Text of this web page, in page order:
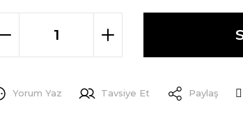
Yorum Yaz Tavsiye Et Paylaş